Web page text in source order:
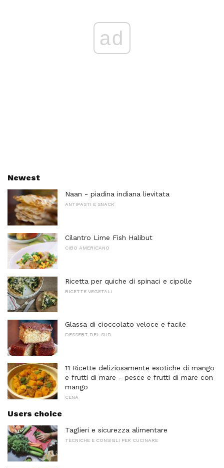
ad
Newest
Naan - piadina indiana lievitata
ANTIPASTI E SNACK
Cilantro Lime Fish Halibut
CIBO AMERICANO
Ricetta per quiche di spinaci e cipolle
RICETTE VEGETALI
Glassa di cioccolato veloce e facile
DESSERT DEL SUD
11 Ricette deliziosamente esotiche di mango
e frutti di mare - pesce e frutti di mare con
mango
CENA
Users choice
Taglieri e sicurezza alimentare
TECNICHE E CONSIGLI PER CUCINARE